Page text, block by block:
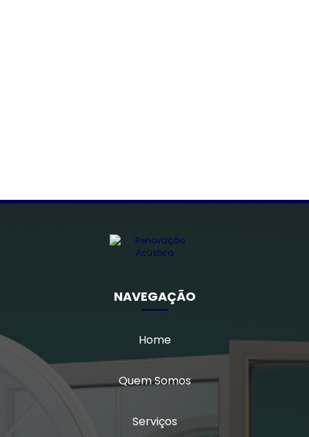
NAVEGAÇÃO
Home
Quem Somos
Serviços